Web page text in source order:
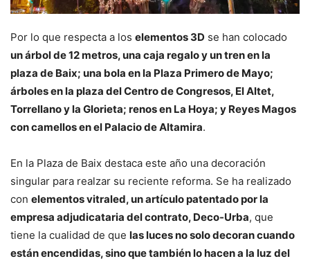
Por lo que respecta a los elementos 3D se han colocado
un árbol de 12 metros, una caja regalo y un tren en la
plaza de Baix; una bola en la Plaza Primero de Mayo;
árboles en la plaza del Centro de Congresos, El Altet,
Torrellano y la Glorieta; renos en La Hoya; y Reyes Magos
con camellos en el Palacio de Altamira.
En la Plaza de Baix destaca este año una decoración
singular para realzar su reciente reforma. Se ha realizado
con elementos vitraled, un artículo patentado por la
empresa adjudicataria del contrato, Deco-Urba, que
tiene la cualidad de que las luces no solo decoran cuando
están encendidas, sino que también lo hacen a la luz del